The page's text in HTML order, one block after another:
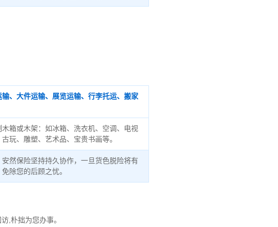
、大件运输、展览运输、行李托运、搬家
箱或木架：如冰箱、洗衣机、空调、电视
玩、雕塑、艺术品、宝贵书画等。
然保险坚持持久协作，一旦货色脱险将有
除您的后顾之忧。
,朴拙为您办事。